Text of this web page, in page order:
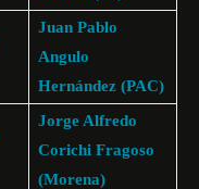
Juan Pablo
Angulo
Hernández (PAC)
Jorge Alfredo
Corichi Fragoso
(Morena)